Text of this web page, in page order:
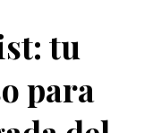
tu
para